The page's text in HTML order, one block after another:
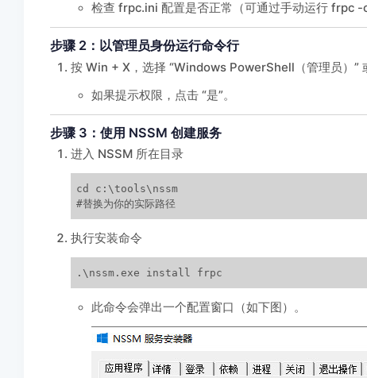
检查 frpc.ini 配置是否正常（可通过手动运行 frpc
步骤 2：以管理员身份运行命令行
按 Win + X，选择 “Windows PowerShell（管理员）”
如果提示权限，点击 “是”。
步骤 3：使用 NSSM 创建服务
进入 NSSM 所在目录
cd c:\tools\nssm
#替换为你的实际路径
执行安装命令
.\nssm.exe install frpc
此命令会弹出一个配置窗口（如下图）。